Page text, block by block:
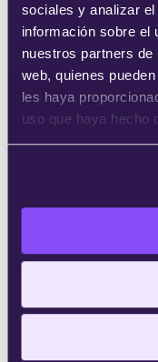
sociales y analizar
información sobre el
nuestros partners
web, quienes
les haya
uso que haya hecho
He leído y acepto
privacidad